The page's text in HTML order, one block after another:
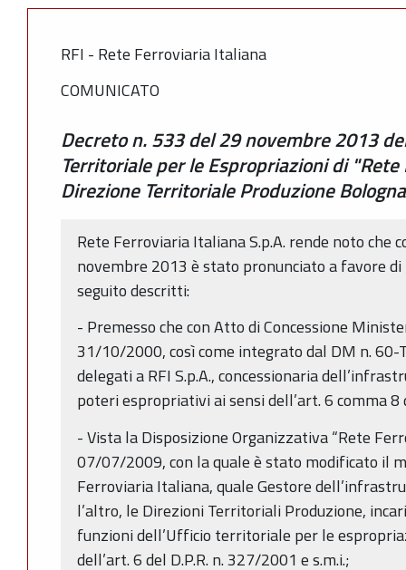
RFI - Rete Ferroviaria Italiana
COMUNICATO
Decreto n. 533 del 29 novembre 2013
Territoriale per le Espropriazioni di
Direzione Territoriale Produzione
Rete Ferroviaria Italiana S.p.A. rende noto che
novembre 2013 è stato pronunciato a favore
seguito descritti:
- Premesso che con Atto di Concessione
31/10/2000, così come integrato dal DM n.
delegati a RFI S.p.A., concessionaria
poteri espropriativi ai sensi dell’art. 6 comma
- Vista la Disposizione Organizzativa “Rete
07/07/2009, con la quale è stato modificato il
Ferroviaria Italiana, quale Gestore
l’altro, le Direzioni Territoriali Produzione,
funzioni dell’Ufficio territoriale per le
dell’art. 6 del D.P.R. n. 327/2001 e s.m.i.;